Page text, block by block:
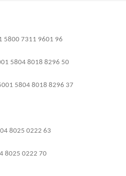
5800 7311 9601 96
5804 8018 8296 50
5001 5804 8018 8296 37
8025 0222 63
8025 0222 70